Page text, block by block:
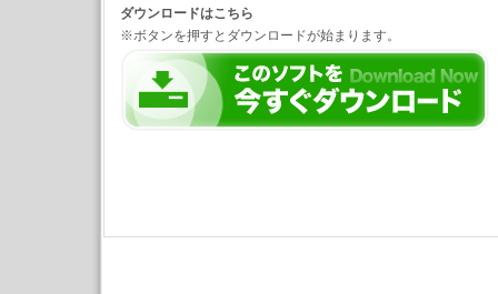
ダウンロードはこちら
※ボタンを押すとダウンロードが始まります。